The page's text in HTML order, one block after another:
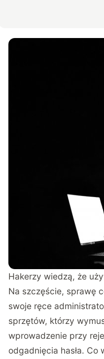
Hakerzy wiedzą, że
Na szczęście, sprawę
swoje ręce
sprzętów, którzy
wprowadzenie przy
odgadnięcia hasła. Co